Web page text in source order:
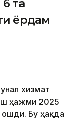
та
ёрдам
хизмат
ҳажми 2025
ошди. Бу ҳақда